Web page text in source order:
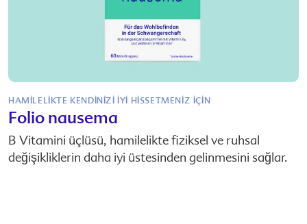
HAMILELIKTE KENDINIZI IYI HISSETMENIZ IÇIN
Folio nausema
B Vitamini üçlüsü, hamilelikte fiziksel ve ruhsal
değişikliklerin daha iyi üstesinden gelinmesini sağlar.